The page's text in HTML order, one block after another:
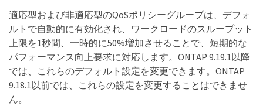
適応型および非適応型のQoSポリシーグループは、デフォ
ルトで自動的に有効化され、ワークロードのスループット
上限を1秒間、一時的に50%増加させることで、短期的な
パフォーマンス向上要求に対応します。ONTAP 9.19.1以降
では、これらのデフォルト設定を変更できます。ONTAP
9.18.1以前では、これらの設定を変更することはできませ
ん。